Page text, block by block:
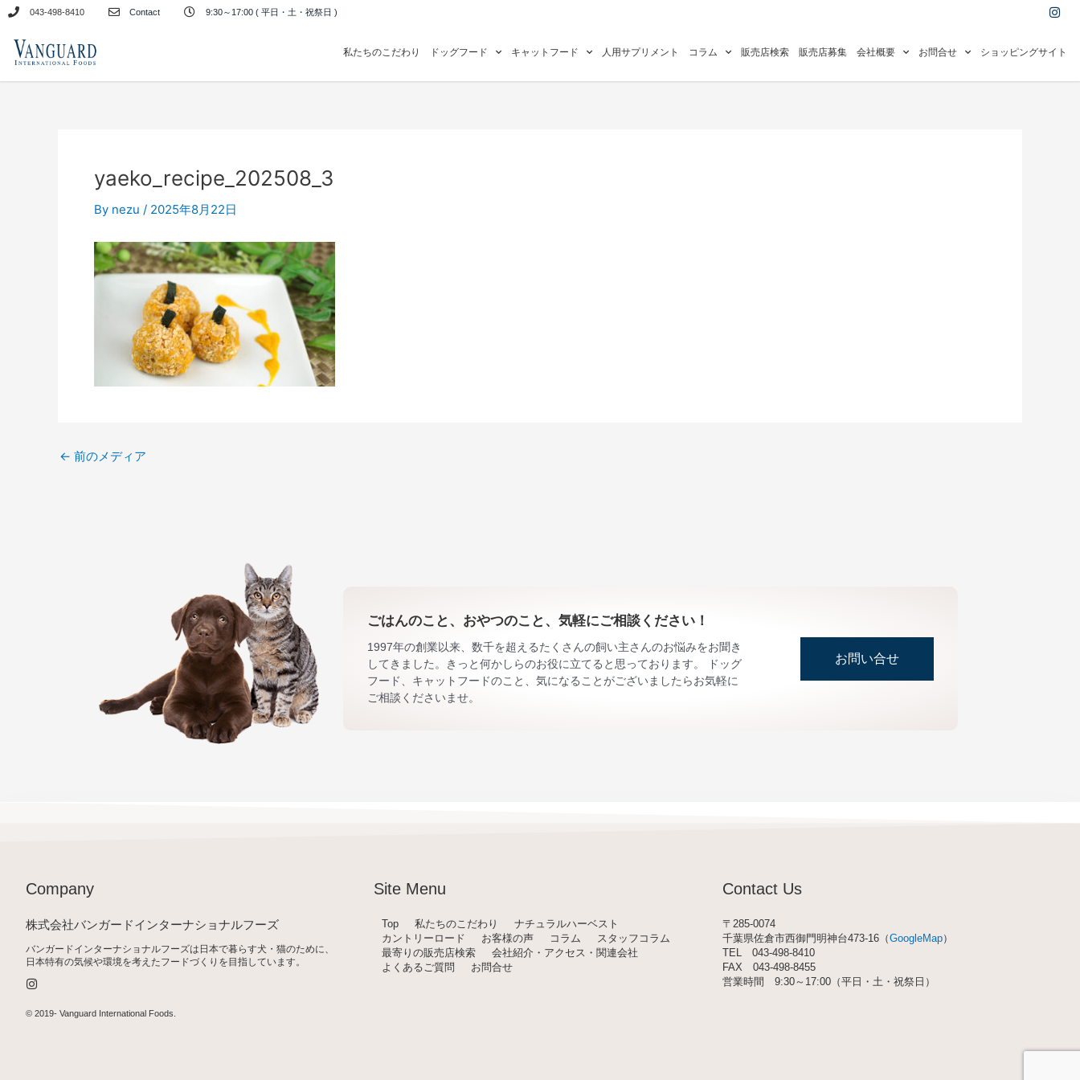
キ
043-498-8410 Contact 9:30～17:00 ( 平日・土・祝祭日 ) I
n
a
r
私たちのこだわり ドッグフード キャットフード 人用サプリメント コラム 販売店検索 販売店募集 会社概要 お問合せ ショッピングサイト
yaeko_recipe_202508_3
By nezu / 2025年8月22日
← 前のメディア
ごはんのこと、おやつのこと、気軽にご相談ください！
1997年の創業以来、数千を超えるたくさんの飼い主さんのお悩みをお聞き
してきました。きっと何かしらのお役に立てると思っております。 ドッグ
フード、キャットフードのこと、気になることがございましたらお気軽に
ご相談くださいませ。
お問い合せ
Company
株式会社バンガードインターナショナルフーズ
バンガードインターナショナルフーズは日本で暮らす犬・猫のために、
日本特有の気候や環境を考えたフードづくりを目指しています。
n
t
a
© 2019- Vanguard International Foods
Site Menu
Top 私たちのこだわり
ナチュラルハーベスト
カントリーロード
お客様の声 コラム
スタッフコラム
最寄りの販売店検索
会社紹介・アクセス・関連会社
よくあるご質問
お問合せ
Contact Us
〒285-0074
千葉県佐倉市西御門明神台473-16（GoogleMap）
TEL 043-498-8410
FAX 043-498-8455
営業時間 9:30～17:00（平日・土・祝祭日）